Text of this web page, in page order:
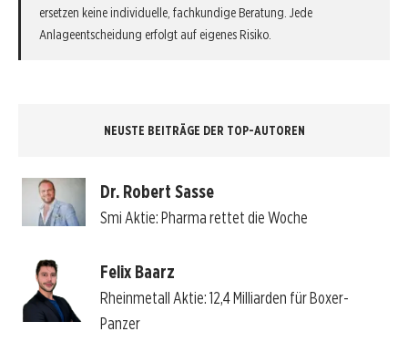
ersetzen keine individuelle, fachkundige Beratung. Jede
Anlageentscheidung erfolgt auf eigenes Risiko.
NEUSTE BEITRÄGE DER TOP-AUTOREN
Dr. Robert Sasse
Smi Aktie: Pharma rettet die Woche
Felix Baarz
Rheinmetall Aktie: 12,4 Milliarden für Boxer-
Panzer